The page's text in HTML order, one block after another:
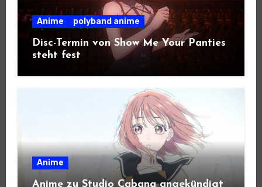
Anime polyband anime
Disc-Termin von Show Me Your Panties
steht fest
Anime
Anime zu Studio Cabana angekündigt